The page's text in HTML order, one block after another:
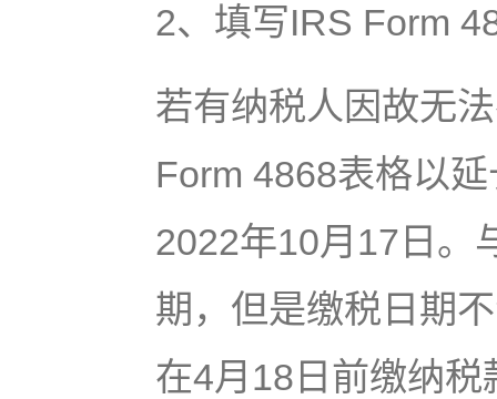
2、填写IRS Form
若有纳税人因故无
Form 4868表格以
2022年10月17日。
期，但是缴税日期
在4月18日前缴纳税